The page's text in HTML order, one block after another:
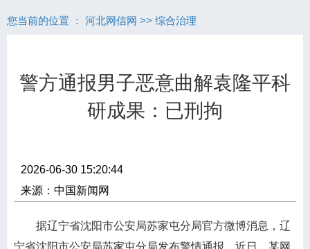
您当前的位置 ： 河北网信网 >> 综合治理
警方通报男子恶意曲解袁隆平科
研成果：已刑拘
2026-06-30 15:20:44
来源：中国新闻网
据辽宁省沈阳市公安局苏家屯分局官方微博消息，辽
宁省沈阳市公安局苏家屯分局发布警情通报，近日，某网